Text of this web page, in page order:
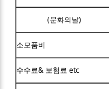
(문화의날)
소모품비
수수료& 보험료 etc